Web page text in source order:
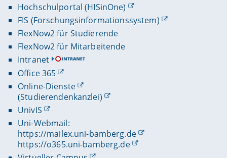
Hochschulportal (HISinOne)
FIS (Forschungsinformationssystem)
FlexNow2 für Studierende
FlexNow2 für Mitarbeitende
Intranet
Office 365
Online-Dienste
(Studierendenkanzlei)
UnivIS
Uni-Webmail:
https://mailex.uni-bamberg.de
https://o365.uni-bamberg.de